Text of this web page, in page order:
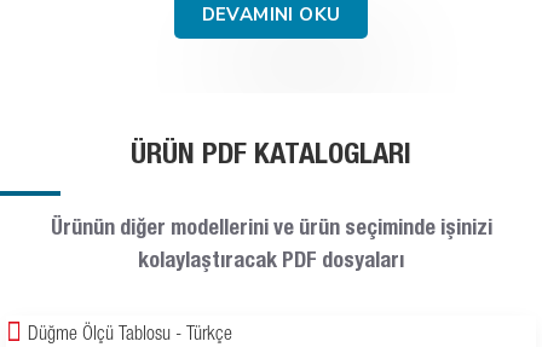
DEVAMINI OKU
ÜRÜN PDF KATALOGLARI
Ürünün diğer modellerini ve ürün seçiminde işinizi
kolaylaştıracak PDF dosyaları
Düğme Ölçü Tablosu - Türkçe